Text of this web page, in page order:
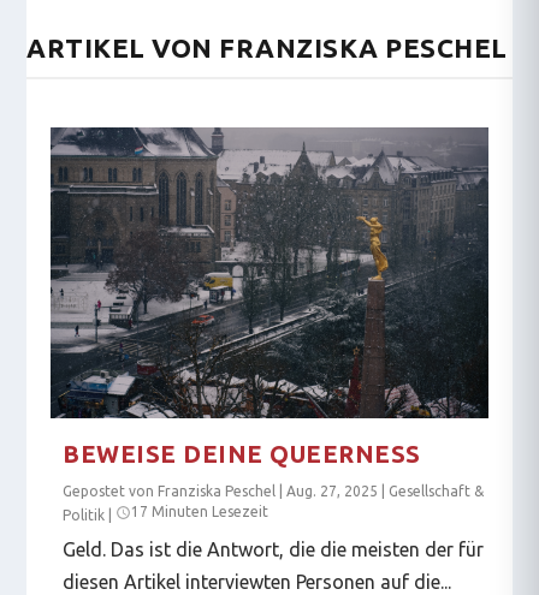
ARTIKEL VON FRANZISKA PESCHEL
BEWEISE DEINE QUEERNESS
Gepostet von Franziska Peschel |Aug. 27, 2025
Gesellschaft &
Politik
17 Minuten Lesezeit
Geld. Das ist die Antwort, die die meisten der für
diesen Artikel interviewten Personen auf die...